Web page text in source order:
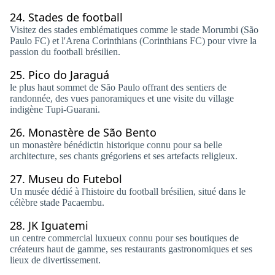
24. Stades de football
Visitez des stades emblématiques comme le stade Morumbi (São
Paulo FC) et l'Arena Corinthians (Corinthians FC) pour vivre la
passion du football brésilien.
25. Pico do Jaraguá
le plus haut sommet de São Paulo offrant des sentiers de
randonnée, des vues panoramiques et une visite du village
indigène Tupi-Guarani.
26. Monastère de São Bento
un monastère bénédictin historique connu pour sa belle
architecture, ses chants grégoriens et ses artefacts religieux.
27. Museu do Futebol
Un musée dédié à l'histoire du football brésilien, situé dans le
célèbre stade Pacaembu.
28. JK Iguatemi
un centre commercial luxueux connu pour ses boutiques de
créateurs haut de gamme, ses restaurants gastronomiques et ses
lieux de divertissement.